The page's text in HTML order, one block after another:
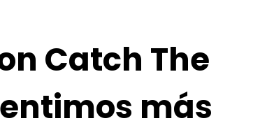
Catch The
más